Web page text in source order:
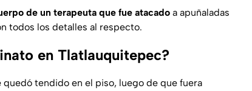
de un terapeuta que fue atacado a apuñaladas
todos los detalles al respecto.
en Tlatlauquitepec?
tendido en el piso, luego de que fuera